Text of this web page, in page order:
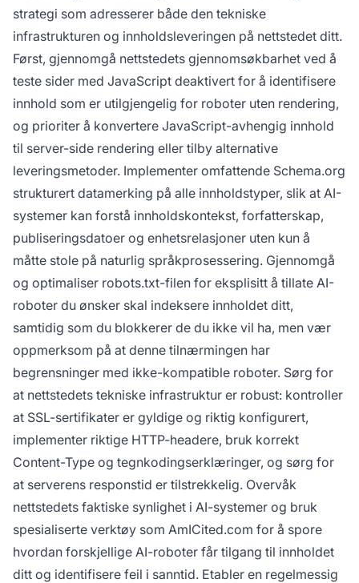
strategi som adresserer både den tekniske
infrastrukturen og innholdsleveringen på nettstedet ditt.
Først, gjennomgå nettstedets gjennomsøkbarhet ved å
teste sider med JavaScript deaktivert for å identifisere
innhold som er utilgjengelig for roboter uten rendering,
og prioriter å konvertere JavaScript-avhengig innhold
til server-side rendering eller tilby alternative
leveringsmetoder. Implementer omfattende Schema.org
strukturert datamerking på alle innholdstyper, slik at AI-
systemer kan forstå innholdskontekst, forfatterskap,
publiseringsdatoer og enhetsrelasjoner uten kun å
måtte stole på naturlig språkprosessering. Gjennomgå
og optimaliser robots.txt-filen for eksplisitt å tillate AI-
roboter du ønsker skal indeksere innholdet ditt,
samtidig som du blokkerer de du ikke vil ha, men vær
oppmerksom på at denne tilnærmingen har
begrensninger med ikke-kompatible roboter. Sørg for
at nettstedets tekniske infrastruktur er robust: kontroller
at SSL-sertifikater er gyldige og riktig konfigurert,
implementer riktige HTTP-headere, bruk korrekt
Content-Type og tegnkodingserklæringer, og sørg for
at serverens responstid er tilstrekkelig. Overvåk
nettstedets faktiske synlighet i AI-systemer og bruk
spesialiserte verktøy som AmICited.com for å spore
hvordan forskjellige AI-roboter får tilgang til innholdet
ditt og identifisere feil i sanntid. Etabler en regelmessig